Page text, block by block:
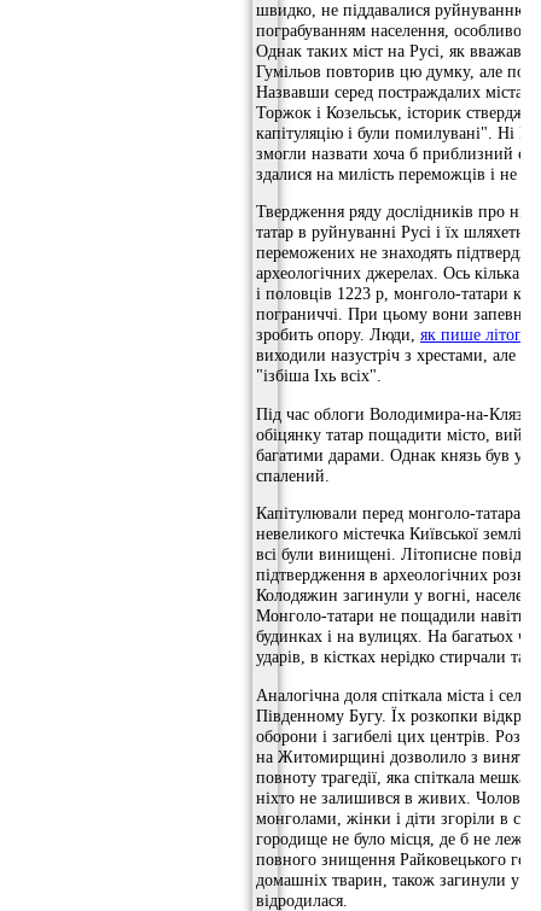
швидко, не піддавалися руйнуванню
пограбуванням населення, особливо
Однак таких міст на Русі, як вважав
Гумільов повторив цю думку, але по-
Назвавши серед постраждалих міста
Торжок і Козельськ, історик
капітуляцію і були помилувані". Ні
змогли назвати хоча б приблизний
здалися на милість переможців і не
Твердження ряду дослідників про
татар в руйнуванні Русі і їх
переможених не знаходять
археологічних джерелах. Ось кілька
і половців 1223 р, монголо-татари
пограниччі. При цьому вони
зробить опору. Люди, як пише
виходили назустріч з хрестами, але
"ізбіша Іхь всіх".
Під час облоги Володимира-на-
обіцянку татар пощадити місто,
багатими дарами. Однак князь був
спалений.
Капітулювали перед монголо-
невеликого містечка Київської
всі були винищені. Літописне
підтвердження в археологічних
Колодяжин загинули у вогні,
Монголо-татари не пощадили навіть
будинках і на вулицях. На багатьох
ударів, в кістках нерідко стирчали
Аналогічна доля спіткала міста і
Південному Бугу. Їх розкопки
оборони і загибелі цих центрів.
на Житомирщині дозволило з
повноту трагедії, яка спіткала
ніхто не залишився в живих.
монголами, жінки і діти згоріли в
городище не було місця, де б не
повного знищення Райковецького
домашніх тварин, також загинули у
відродилася.